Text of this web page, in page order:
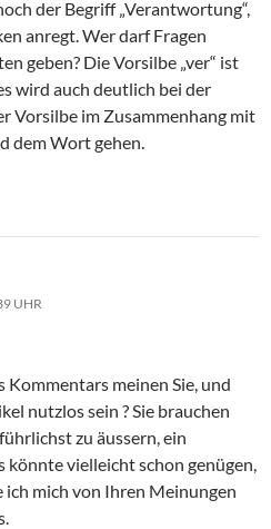
der Begriff „Verantwortung“,
anregt. Wer darf Fragen
geben? Die Vorsilbe „ver“ ist
wird auch deutlich bei der
Vorsilbe im Zusammenhang mit
dem Wort gehen.
UHR
Kommentars meinen Sie, und
nutzlos sein ? Sie brauchen
zu äussern, ein
könnte vielleicht schon genügen,
ich mich von Ihren Meinungen